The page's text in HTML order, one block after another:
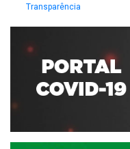
Transparência